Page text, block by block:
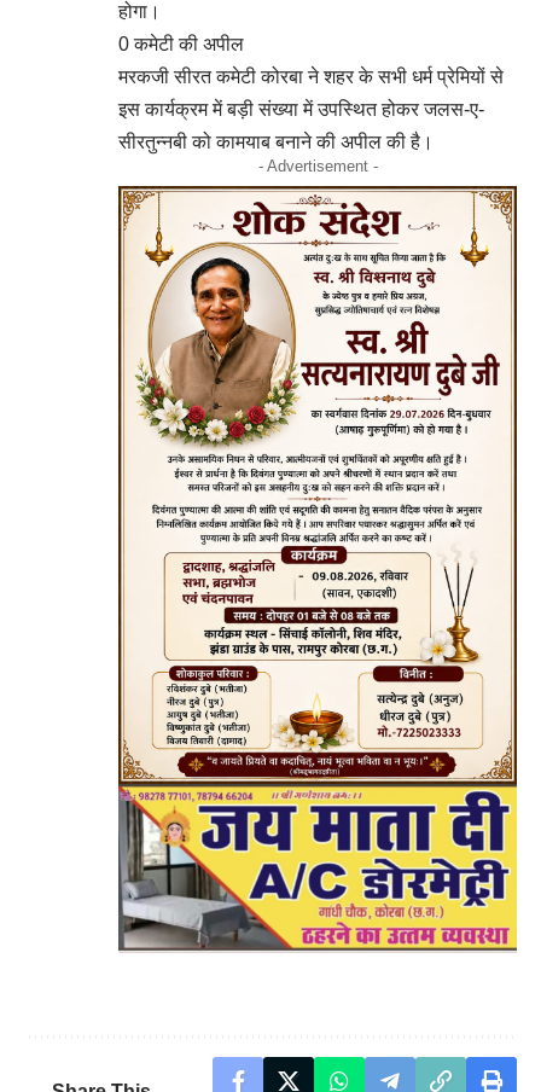
होगा।
0 कमेटी की अपील
मरकजी सीरत कमेटी कोरबा ने शहर के सभी धर्म प्रेमियों से
इस कार्यक्रम में बड़ी संख्या में उपस्थित होकर जलस-ए-
सीरतुन्नबी को कामयाब बनाने की अपील की है।
- Advertisement -